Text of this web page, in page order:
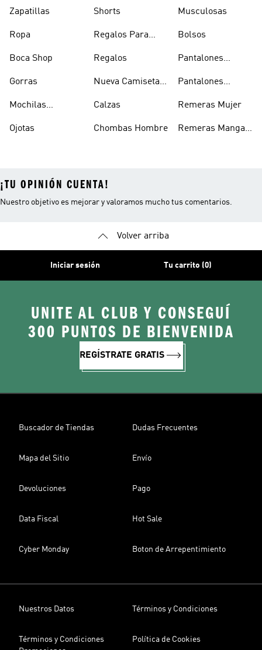
Zapatillas
Ropa
Boca Shop
Gorras
Mochilas
Ojotas
Shorts
Regalos Para
Regalos
Nueva Camiseta
Calzas
Chombas Hombre
Musculosas
Bolsos
Pantalones
Hombre
Pantalones
Remeras Mujer
Remeras Manga
¡TU OPINIÓN CUENTA!
Nuestro objetivo es mejorar y valoramos mucho tus comentarios.
Volver arriba
Iniciar sesión Tu carrito (0)
UNITE AL CLUB Y CONSEGUÍ
300 PUNTOS DE BIENVENIDA
REGÍSTRATE GRATIS
Buscador de Tiendas Dudas Frecuentes
Mapa del Sitio Envío
Devoluciones Pago
Data Fiscal Hot Sale
Cyber Monday Boton de Arrepentimiento
Nuestros Datos Términos y Condiciones
Términos y Condiciones
Política de Cookies